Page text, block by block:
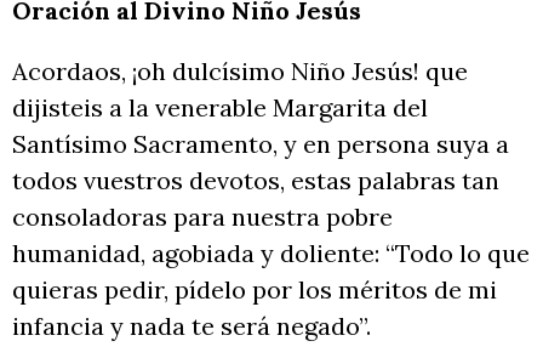
Oración al Divino Niño Jesús
Acordaos, ¡oh dulcísimo Niño Jesús! que
dijisteis a la venerable Margarita del
Santísimo Sacramento, y en persona suya a
todos vuestros devotos, estas palabras tan
consoladoras para nuestra pobre
humanidad, agobiada y doliente: “Todo lo que
quieras pedir, pídelo por los méritos de mi
infancia y nada te será negado”.